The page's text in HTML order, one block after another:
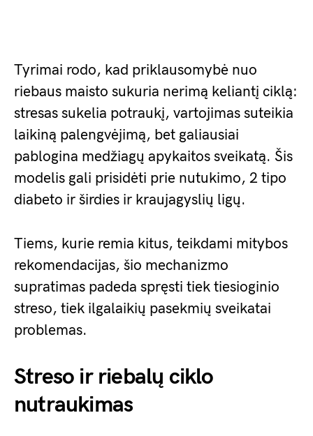
Tyrimai rodo, kad priklausomybė nuo
riebaus maisto sukuria nerimą keliantį ciklą:
stresas sukelia potraukį, vartojimas suteikia
laikiną palengvėjimą, bet galiausiai
pablogina medžiagų apykaitos sveikatą. Šis
modelis gali prisidėti prie nutukimo, 2 tipo
diabeto ir širdies ir kraujagyslių ligų.
Tiems, kurie remia kitus, teikdami mitybos
rekomendacijas, šio mechanizmo
supratimas padeda spręsti tiek tiesioginio
streso, tiek ilgalaikių pasekmių sveikatai
problemas.
Streso ir riebalų ciklo
nutraukimas